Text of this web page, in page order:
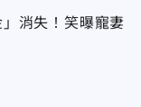
消失！笑曝寵妻